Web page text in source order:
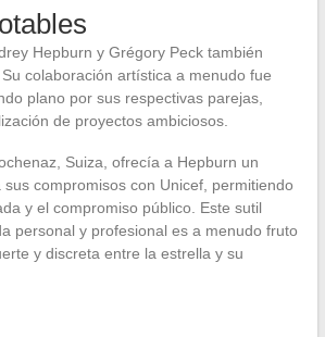
Hepburn y Grégory Peck también
colaboración artística a menudo fue
plano por sus respectivas parejas,
de proyectos ambiciosos.
Suiza, ofrecía a Hepburn un
compromisos con Unicef, permitiendo
y el compromiso público. Este sutil
personal y profesional es a menudo fruto
y discreta entre la estrella y su